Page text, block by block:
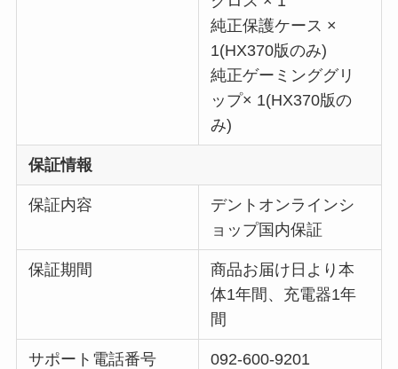
純正保護ケース ×
1(HX370版のみ)
純正ゲーミンググリ
ップ× 1(HX370版の
み)
保証情報
保証内容
デントオンラインシ
ョップ国内保証
保証期間
商品お届け日より本
体1年間、充電器1年
間
サポート電話番号 092-600-9201